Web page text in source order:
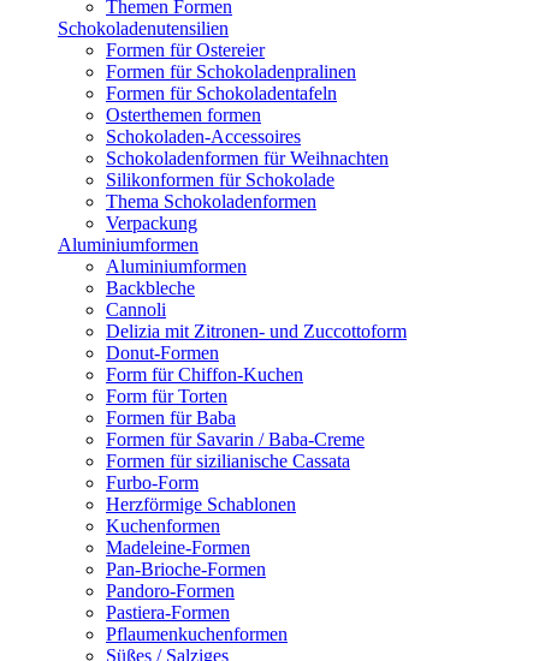
Themen Formen
Schokoladenutensilien
Formen für Ostereier
Formen für Schokoladenpralinen
Formen für Schokoladentafeln
Osterthemen formen
Schokoladen-Accessoires
Schokoladenformen für Weihnachten
Silikonformen für Schokolade
Thema Schokoladenformen
Verpackung
Aluminiumformen
Aluminiumformen
Backbleche
Cannoli
Delizia mit Zitronen- und Zuccottoform
Donut-Formen
Form für Chiffon-Kuchen
Form für Torten
Formen für Baba
Formen für Savarin / Baba-Creme
Formen für sizilianische Cassata
Furbo-Form
Herzförmige Schablonen
Kuchenformen
Madeleine-Formen
Pan-Brioche-Formen
Pandoro-Formen
Pastiera-Formen
Pflaumenkuchenformen
Süßes / Salziges